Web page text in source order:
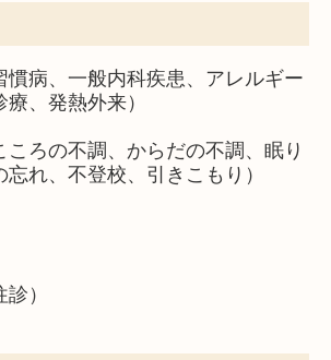
慣病、一般内科疾患、アレルギー
、発熱外来）
ころの不調、からだの不調、眠り
れ、不登校、引きこもり）
）